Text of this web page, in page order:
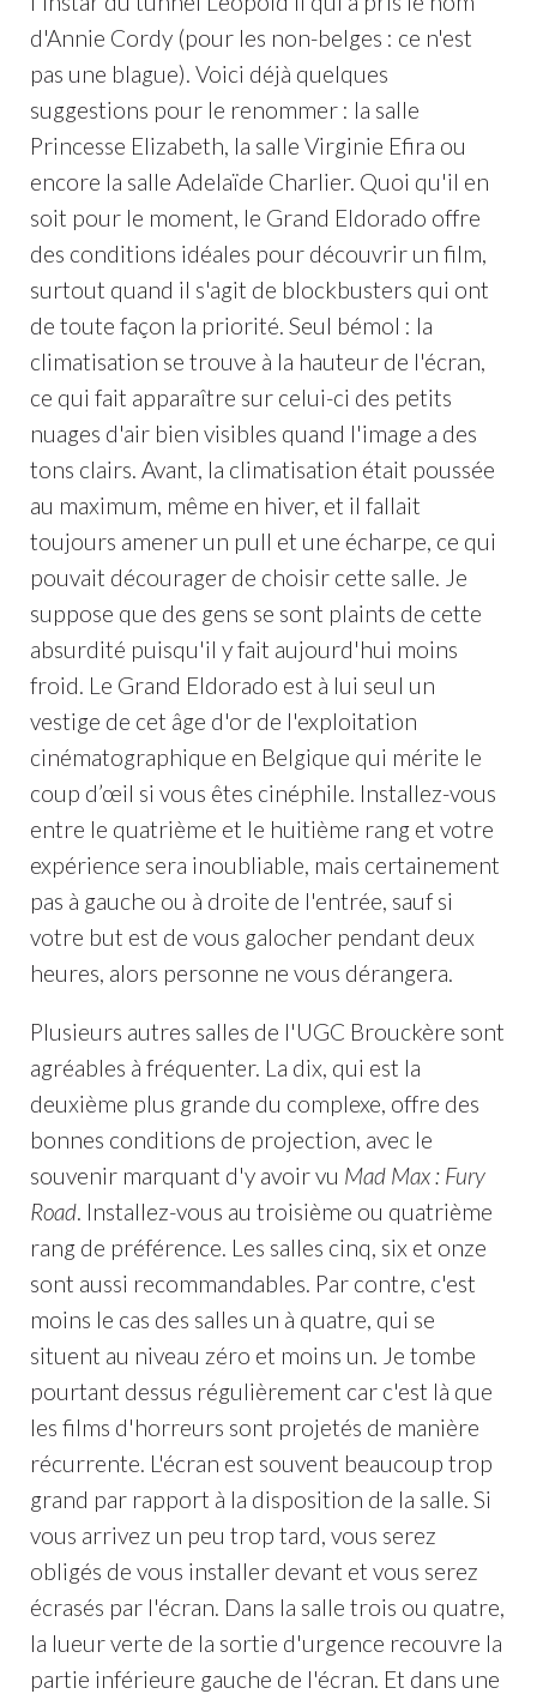
d'Annie Cordy (pour les non-belges : ce n'est
pas une blague). Voici déjà quelques
suggestions pour le renommer : la salle
Princesse Elizabeth, la salle Virginie Efira ou
encore la salle Adelaïde Charlier. Quoi qu'il en
soit pour le moment, le Grand Eldorado offre
des conditions idéales pour découvrir un film,
surtout quand il s'agit de blockbusters qui ont
de toute façon la priorité. Seul bémol : la
climatisation se trouve à la hauteur de l'écran,
ce qui fait apparaître sur celui-ci des petits
nuages d'air bien visibles quand l'image a des
tons clairs. Avant, la climatisation était poussée
au maximum, même en hiver, et il fallait
toujours amener un pull et une écharpe, ce qui
pouvait décourager de choisir cette salle. Je
suppose que des gens se sont plaints de cette
absurdité puisqu'il y fait aujourd'hui moins
froid. Le Grand Eldorado est à lui seul un
vestige de cet âge d'or de l'exploitation
cinématographique en Belgique qui mérite le
coup d’œil si vous êtes cinéphile. Installez-vous
entre le quatrième et le huitième rang et votre
expérience sera inoubliable, mais certainement
pas à gauche ou à droite de l'entrée, sauf si
votre but est de vous galocher pendant deux
heures, alors personne ne vous dérangera.
Plusieurs autres salles de l'UGC Brouckère sont
agréables à fréquenter. La dix, qui est la
deuxième plus grande du complexe, offre des
bonnes conditions de projection, avec le
souvenir marquant d'y avoir vu Mad Max : Fury
Road. Installez-vous au troisième ou quatrième
rang de préférence. Les salles cinq, six et onze
sont aussi recommandables. Par contre, c'est
moins le cas des salles un à quatre, qui se
situent au niveau zéro et moins un. Je tombe
pourtant dessus régulièrement car c'est là que
les films d'horreurs sont projetés de manière
récurrente. L'écran est souvent beaucoup trop
grand par rapport à la disposition de la salle. Si
vous arrivez un peu trop tard, vous serez
obligés de vous installer devant et vous serez
écrasés par l'écran. Dans la salle trois ou quatre,
la lueur verte de la sortie d'urgence recouvre la
partie inférieure gauche de l'écran. Et dans une